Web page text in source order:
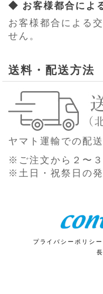
◆ お客様都合によ
お客様都合による
せん。
送料・配送方法
ヤマト運輸での配
※ご注文から２〜
※土日・祝祭日の発
プライバシーポリシー